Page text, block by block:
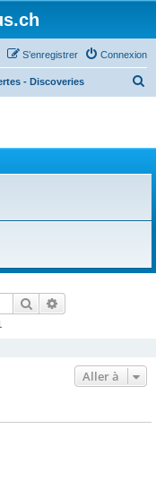
Connexion
S’enregistrer
- Discoveries
r
Rechercher
Aller à